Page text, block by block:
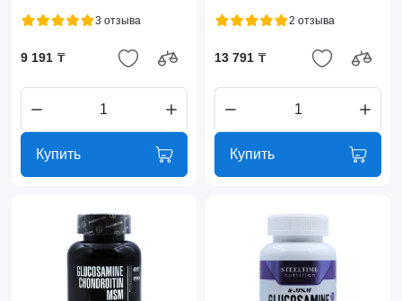
3 отзыва
9 191 ₸
Купить
2 отзыва
13 791 ₸
Купить